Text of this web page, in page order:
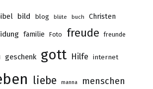
bild blog blüte buch Christen
familie Foto freude freunde
geschenk gott Hilfe internet
liebe manna
menschen